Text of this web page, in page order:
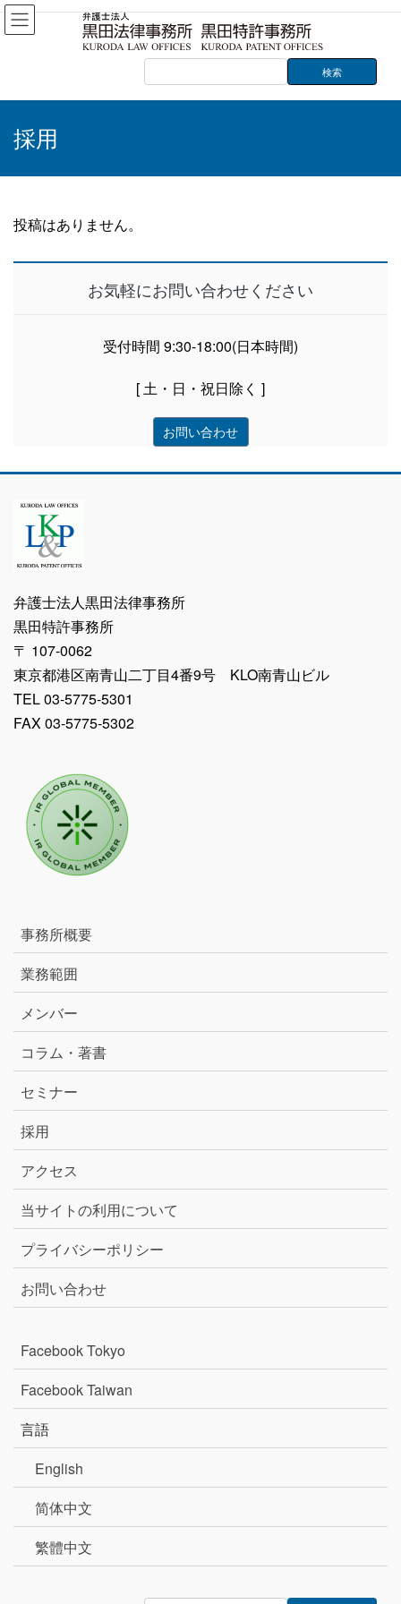
コ
ン
へ
プ
ナ
ビ
ョ
動
採用
投稿はありません。
お気軽にお問い合わせください
受付時間 9:30-18:00(日本時間)
[ 土・日・祝日除く ]
お問い合わせ
弁護士法人黒田法律事務所
黒田特許事務所
〒 107-0062
東京都港区南青山二丁目4番9号 KLO南青山ビル
TEL 03-5775-5301
FAX 03-5775-5302
事務所概要
業務範囲
メンバー
コラム・著書
セミナー
採用
アクセス
当サイトの利用について
プライバシーポリシー
お問い合わせ
Facebook Tokyo
Facebook Taiwan
言語
English
简体中文
繁體中文